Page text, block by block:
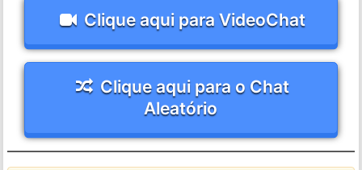
Clique aqui para VideoChat
Clique aqui para o Chat
Aleatório